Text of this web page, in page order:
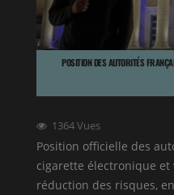
POSITION DES AUTORITÉS
1364Vues
Position officielle des
cigarette électronique et
réduction des risques,